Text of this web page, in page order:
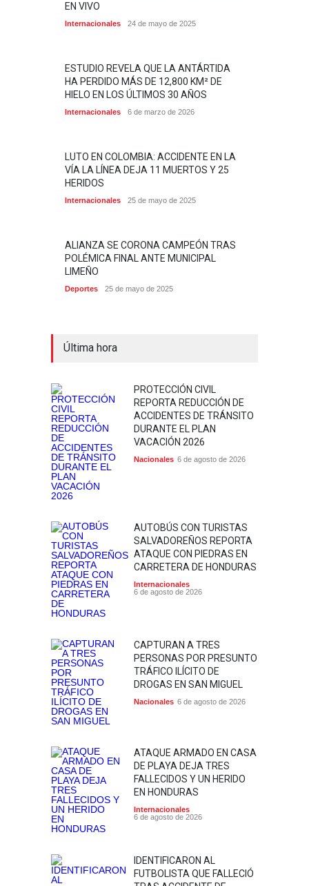
EN VIVO
Internacionales 24 de mayo de 2025
ESTUDIO REVELA QUE LA ANTÁRTIDA
HA PERDIDO MÁS DE 12,800 KM² DE
HIELO EN LOS ÚLTIMOS 30 AÑOS
Internacionales 6 de marzo de 2026
LUTO EN COLOMBIA: ACCIDENTE EN LA
VÍA LA LÍNEA DEJA 11 MUERTOS Y 25
HERIDOS
Internacionales 25 de mayo de 2025
ALIANZA SE CORONA CAMPEÓN TRAS
POLÉMICA FINAL ANTE MUNICIPAL
LIMEÑO
Deportes 25 de mayo de 2025
Última hora
PROTECCIÓN CIVIL
REPORTA REDUCCIÓN DE
ACCIDENTES DE TRÁNSITO
DURANTE EL PLAN
VACACIÓN 2026
Nacionales 6 de agosto de 2026
AUTOBÚS CON TURISTAS
SALVADOREÑOS REPORTA
ATAQUE CON PIEDRAS EN
CARRETERA DE HONDURAS
Internacionales
6 de agosto de 2026
CAPTURAN A TRES
PERSONAS POR PRESUNTO
TRÁFICO ILÍCITO DE
DROGAS EN SAN MIGUEL
Nacionales 6 de agosto de 2026
ATAQUE ARMADO EN CASA
DE PLAYA DEJA TRES
FALLECIDOS Y UN HERIDO
EN HONDURAS
Internacionales
6 de agosto de 2026
IDENTIFICARON AL
FUTBOLISTA QUE FALLECIÓ